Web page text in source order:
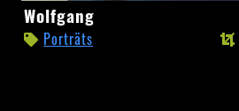
Wolfgang
Wolfgang
Porträts